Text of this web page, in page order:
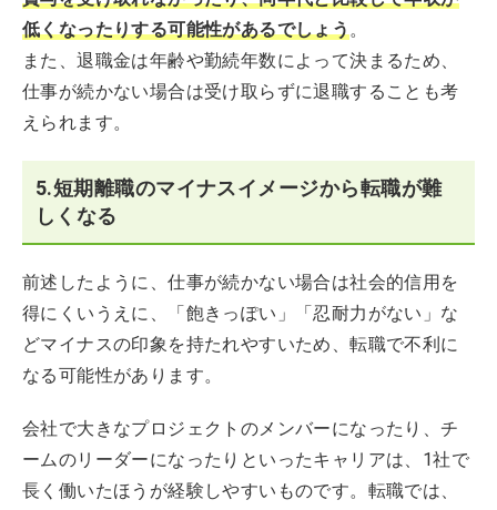
低くなったりする可能性があるでしょう。
また、退職金は年齢や勤続年数によって決まるため、
仕事が続かない場合は受け取らずに退職することも考
えられます。
5.短期離職のマイナスイメージから転職が難
しくなる
前述したように、仕事が続かない場合は社会的信用を
得にくいうえに、「飽きっぽい」「忍耐力がない」な
どマイナスの印象を持たれやすいため、転職で不利に
なる可能性があります。
会社で大きなプロジェクトのメンバーになったり、チ
ームのリーダーになったりといったキャリアは、1社で
長く働いたほうが経験しやすいものです。転職では、